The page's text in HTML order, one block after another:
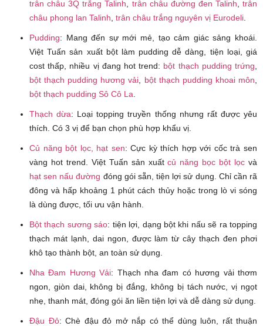
trân châu 3Q trắng Talinh
trân châu đường đen Talinh ,trân
châu phong lan Talinh trân châu trắng nguyên vị Eurodeli
Pudding: Mang đến sự mới mẻ, tạo cảm giác sảng khoái.
Việt Tuấn sản xuất bột làm pudding dễ dàng, tiện loại, giá
cost thấp, nhiều vị đang hot trend: bột thạch pudding trứng
bột thạch pudding hương vải
bột thạch pudding khoai môn
bột thạch pudding Sô Cô La
Thạch dừa: Loại topping truyền thống nhưng rất được yêu
thích. Có 3 vị để bạn chọn phù hợp khẩu vị.
Củ năng bột lọc, hạt sen: Cực kỳ thích hợp với cốc trà sen
vàng hot trend. Việt Tuấn sản xuấtcủ năng bọc bột lọc và
hạt sen nấu đường đóng gói sẵn, tiện lợi sử dụng. Chỉ cần rã
đông và hấp khoảng 1 phút cách thủy hoặc trong lò vi sóng
là dùng được, tối ưu vận hành.
Bột thạch sương sáo: tiện lợi, dạng bột khi nấu sẽ ra topping
thạch mát lạnh, dai ngon, được làm từ cây thạch đen phơi
khô tạo thành bột, an toàn sử dụng.
Nha Đam Hương Vải: Thạch nha đam có hương vải thơm
ngon, giòn dai, không bị đắng, không bị tách nước, vị ngọt
nhẹ, thanh mát, đóng gói ăn liền tiện lợi và dễ dàng sử dụng.
Đậu Đỏ: Chè đậu đỏ mở nắp có thể dùng luôn, rất thuận